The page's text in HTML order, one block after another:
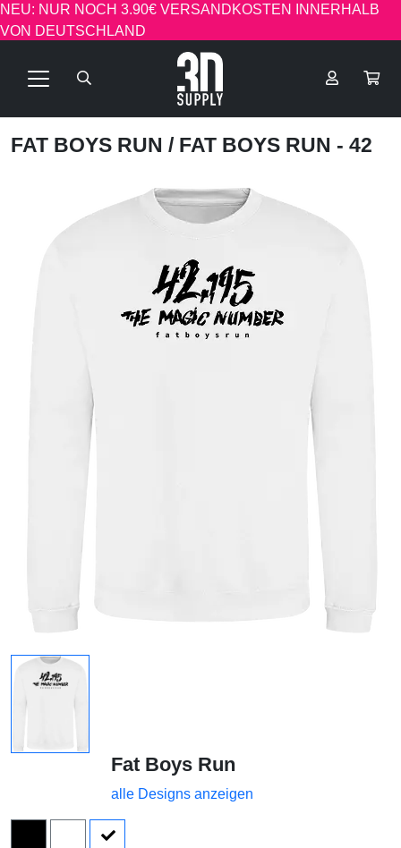
NEU: NUR NOCH 3.90€ VERSANDKOSTEN INNERHALB
VON DEUTSCHLAND
FAT BOYS RUN / FAT BOYS RUN - 42
Fat Boys Run
alle Designs anzeigen